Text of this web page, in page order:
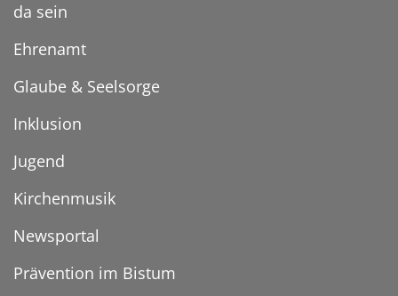
da sein
Ehrenamt
Glaube & Seelsorge
Inklusion
Jugend
Kirchenmusik
Newsportal
Prävention im Bistum